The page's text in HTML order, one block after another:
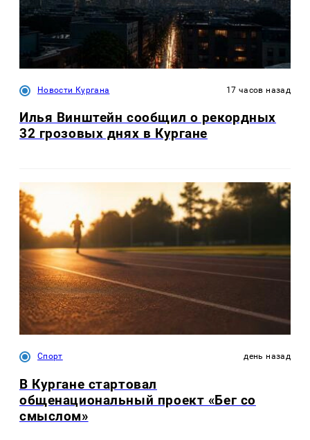
Новости Кургана 17 часов назад
Илья Винштейн сообщил о рекордных
32 грозовых днях в Кургане
Спорт день назад
В Кургане стартовал
общенациональный проект «Бег со
смыслом»